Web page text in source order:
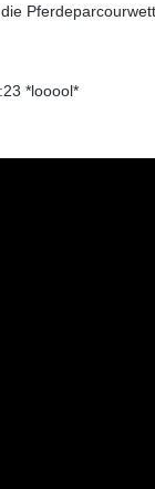
*looool*